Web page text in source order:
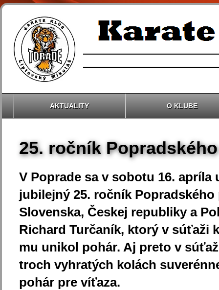
AKTUALITY O KLUBE
25. ročník
V Poprade sa v sobotu 16.
jubilejný 25. ročník
Slovenska, Českej republiky a
Richard Turčaník, ktorý v súťaži
mu unikol pohár. Aj preto v
troch vyhratých kolách
pohár pre víťaza.